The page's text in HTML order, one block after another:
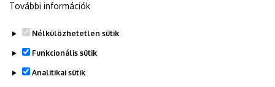
TUDOMÁNY
UD CATAPULT
ZK
ZÖLD EGYETEM
További információk
Nélkülözhetetlen sütik
Funkcionális sütik
Analitikai sütik